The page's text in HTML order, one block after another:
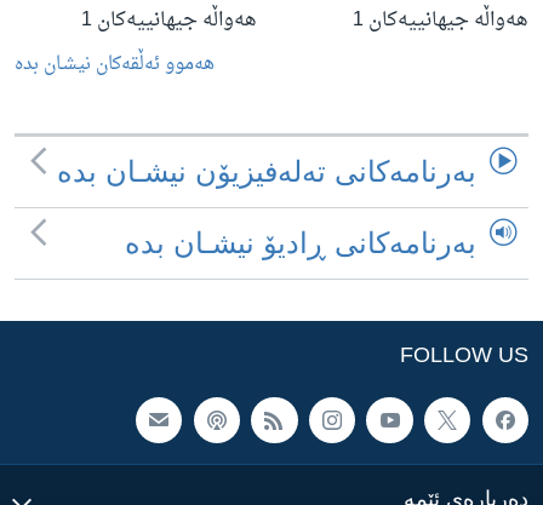
هەواڵە جیهانییەکان 1 هەواڵە جیهانییەکان 1
هه‌موو ئه‌ڵقه‌کان نیشـان بده‌
به‌رنامه‌کانی ته‌له‌فیزیۆن نیشـان بده‌
به‌رنامه‌کانی ڕادیۆ نیشـان بده‌
FOLLOW US
ده‌رباره‌ی ئێمه‌